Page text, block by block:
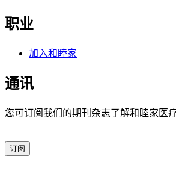
职业
加入和睦家
通讯
您可订阅我们的期刊杂志了解和睦家医